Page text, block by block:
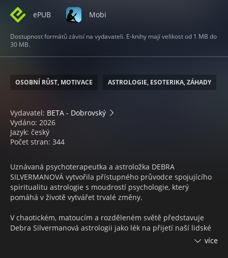
ePUB Mobi
Dostupnost formátů závisí na vydavateli. E-knihy mají velikost od 1 MB do
30 MB.
OSOBNÍ RŮST, MOTIVACE ASTROLOGIE, ESOTERIKA, ZÁHADY
Vydavatel: BETA - Dobrovský
Vydáno: 2026
Jazyk: český
Počet stran: 344
Uznávaná psychoterapeutka a astroložka DEBRA
SILVERMANOVÁ vytvořila přístupného průvodce spojujícího
spiritualitu astrologie s moudrostí psychologie, který
pomáhá v životě vytvářet trvalé změny.
V chaotickém, matoucím a rozděleném světě představuje
Debra Silvermanová astrologii jako lék na přijetí naší lidské
podstaty – i se všemi jejími zvláštnostmi a dilematy. Díky více